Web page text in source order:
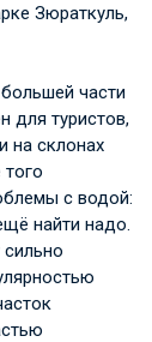
Зюраткуль,
части
для туристов,
на склонах
с водой:
найти надо.